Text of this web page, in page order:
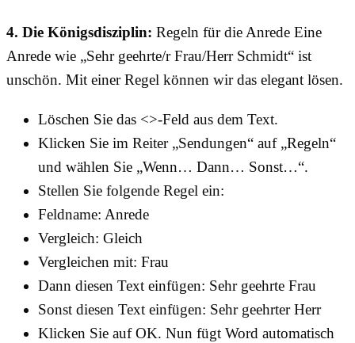
4. Die Königsdisziplin: Regeln für die Anrede Eine
Anrede wie „Sehr geehrte/r Frau/Herr Schmidt“ ist
unschön. Mit einer Regel können wir das elegant lösen.
Löschen Sie das <>-Feld aus dem Text.
Klicken Sie im Reiter „Sendungen“ auf „Regeln“
und wählen Sie „Wenn… Dann… Sonst…“.
Stellen Sie folgende Regel ein:
Feldname: Anrede
Vergleich: Gleich
Vergleichen mit: Frau
Dann diesen Text einfügen: Sehr geehrte Frau
Sonst diesen Text einfügen: Sehr geehrter Herr
Klicken Sie auf OK. Nun fügt Word automatisch